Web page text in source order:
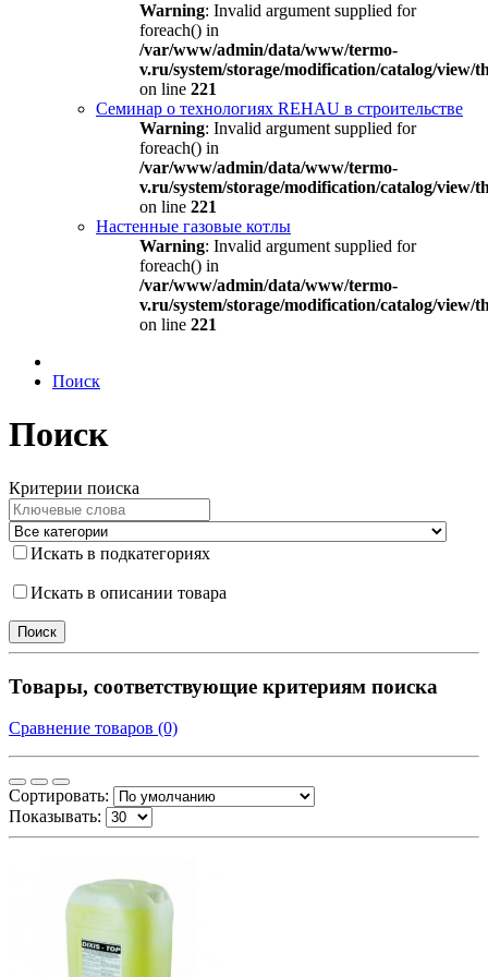
Warning: Invalid argument supplied for
foreach() in
/var/www/admin/data/www/termo-
v.ru/system/storage/modification/catalog/view/
on line 221
Семинар о технологиях REHAU в строительстве
Warning: Invalid argument supplied for
foreach() in
/var/www/admin/data/www/termo-
v.ru/system/storage/modification/catalog/view/
on line 221
Настенные газовые котлы
Warning: Invalid argument supplied for
foreach() in
/var/www/admin/data/www/termo-
v.ru/system/storage/modification/catalog/view/
on line 221
Поиск
Поиск
Критерии поиска
Искать в подкатегориях
Искать в описании товара
Товары, соответствующие критериям поиска
Сравнение товаров (0)
Сортировать:
Показывать: